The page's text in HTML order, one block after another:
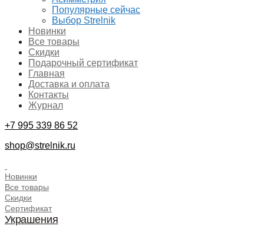
Популярные сейчас
Выбор Strelnik
Новинки
Все товары
Скидки
Подарочный сертификат
Главная
Доставка и оплата
Контакты
Журнал
+7 995 339 86 52
shop@strelnik.ru
Новинки
Все товары
Скидки
Сертификат
Украшения